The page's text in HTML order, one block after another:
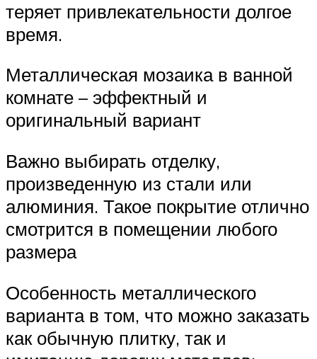
теряет привлекательности долгое
время.
Металлическая мозаика в ванной
комнате – эффектный и
оригинальный вариант
Важно выбирать отделку,
произведенную из стали или
алюминия. Такое покрытие отлично
смотрится в помещении любого
размера
Особенность металлического
варианта в том, что можно заказать
как обычную плитку, так и